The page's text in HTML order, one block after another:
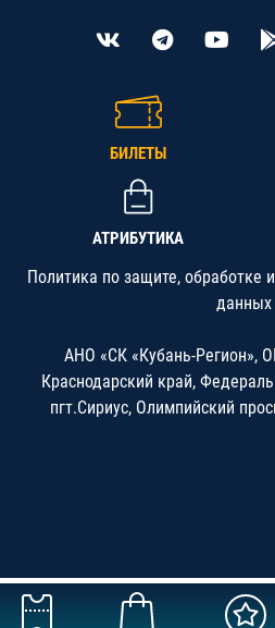
БИЛЕТЫ
АТРИБУТИКА
Политика по защите, обработке
данных
АНО «СК «Кубань-Регион»,
Краснодарский край,
пгт.Сириус, Олимпийский